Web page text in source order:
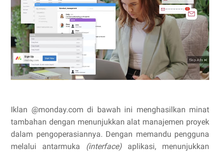
Iklan @monday.com di bawah ini menghasilkan minat
tambahan dengan menunjukkan alat manajemen proyek
dalam pengoperasiannya. Dengan memandu pengguna
melalui antarmuka (interface) aplikasi, menunjukkan